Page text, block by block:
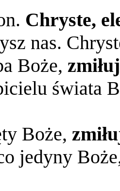
Chryste,
nas.
Boże,
świata
Boże,
jedyny